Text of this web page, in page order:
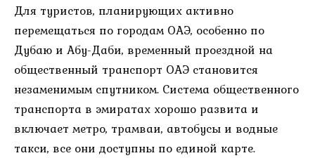
Для туристов, планирующих активно
перемещаться по городам ОАЭ, особенно по
Дубаю и Абу-Даби, временный проездной на
общественный транспорт ОАЭ становится
незаменимым спутником. Система общественного
транспорта в эмиратах хорошо развита и
включает метро, трамваи, автобусы и водные
такси, все они доступны по единой карте.